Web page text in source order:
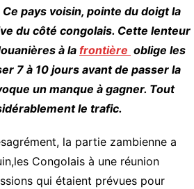
pays voisin, pointe du doigt la
du côté congolais. Cette lenteur
à la frontière oblige les
7 à 10 jours avant de passer la
un manque à gagner. Tout
le trafic.
la partie zambienne a
Congolais à une réunion
qui étaient prévues pour